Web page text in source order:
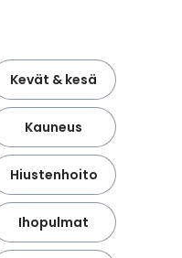
Kevät & kesä
Kauneus
Hiustenhoito
Ihopulmat